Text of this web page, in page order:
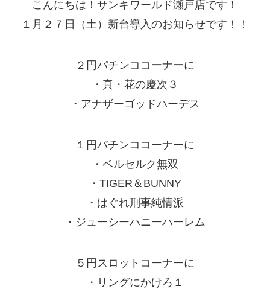
こんにちは！サンキワールド瀬戸店です！
１月２７日（土）新台導入のお知らせです！！
２円パチンココーナーに
・真・花の慶次３
・アナザーゴッドハーデス
１円パチンココーナーに
・ベルセルク無双
・TIGER＆BUNNY
・はぐれ刑事純情派
・ジューシーハニーハーレム
５円スロットコーナーに
・リングにかけろ１